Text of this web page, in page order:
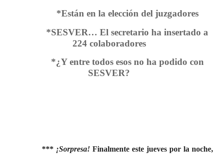
*Están en la elección del juzgadores
*SESVER… El secretario ha insertado a
224 colaboradores
*¿Y entre todos esos no ha podido con
SESVER?
*** ¡Sorpresa!Finalmente este jueves por la noche,